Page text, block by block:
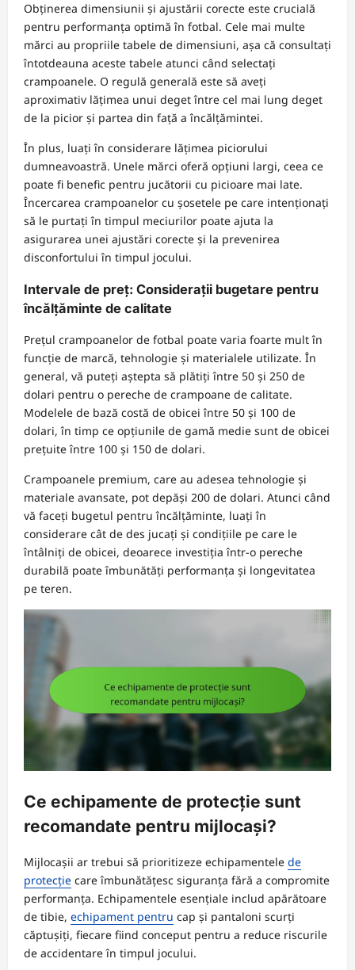
Obținerea dimensiunii și ajustării corecte este crucială
pentru performanța optimă în fotbal. Cele mai multe
mărci au propriile tabele de dimensiuni, așa că consultați
întotdeauna aceste tabele atunci când selectați
crampoanele. O regulă generală este să aveți
aproximativ lățimea unui deget între cel mai lung deget
de la picior și partea din față a încălțămintei.
În plus, luați în considerare lățimea piciorului
dumneavoastră. Unele mărci oferă opțiuni largi, ceea ce
poate fi benefic pentru jucătorii cu picioare mai late.
Încercarea crampoanelor cu șosetele pe care intenționați
să le purtați în timpul meciurilor poate ajuta la
asigurarea unei ajustări corecte și la prevenirea
disconfortului în timpul jocului.
Intervale de preț: Considerații bugetare pentru
încălțăminte de calitate
Prețul crampoanelor de fotbal poate varia foarte mult în
funcție de marcă, tehnologie și materialele utilizate. În
general, vă puteți aștepta să plătiți între 50 și 250 de
dolari pentru o pereche de crampoane de calitate.
Modelele de bază costă de obicei între 50 și 100 de
dolari, în timp ce opțiunile de gamă medie sunt de obicei
prețuite între 100 și 150 de dolari.
Crampoanele premium, care au adesea tehnologie și
materiale avansate, pot depăși 200 de dolari. Atunci când
vă faceți bugetul pentru încălțăminte, luați în
considerare cât de des jucați și condițiile pe care le
întâlniți de obicei, deoarece investiția într-o pereche
durabilă poate îmbunătăți performanța și longevitatea
pe teren.
Ce echipamente de protecție sunt
recomandate pentru mijlocași?
Mijlocașii ar trebui să prioritizeze echipamentele de
protecție care îmbunătățesc siguranța fără a compromite
performanța. Echipamentele esențiale includ apărătoare
de tibie, echipament pentru cap și pantaloni scurți
căptușiți, fiecare fiind conceput pentru a reduce riscurile
de accidentare în timpul jocului.